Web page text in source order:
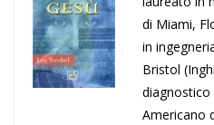
di Miami,
in
Bristol
diagnostico
Americano